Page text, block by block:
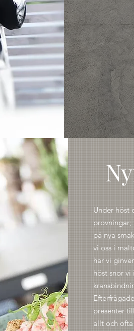
Under höst
provningar;
på nya
vi oss i
har vi
höst snor
presenter
allt och